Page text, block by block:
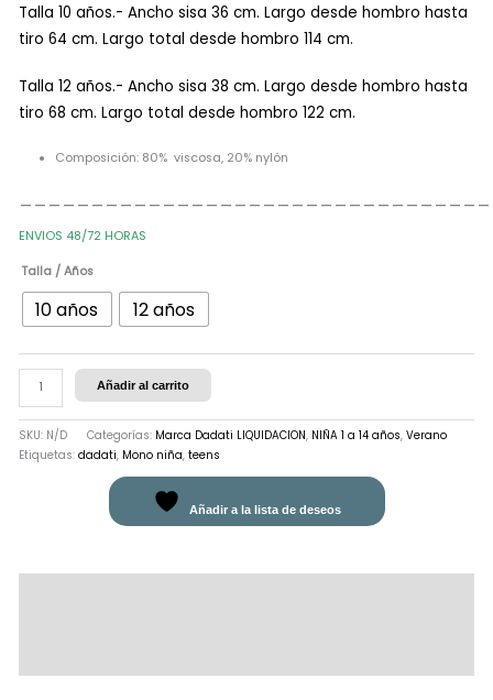
Talla 10 años.- Ancho sisa 36 cm. Largo desde hombro hasta
tiro 64 cm. Largo total desde hombro 114 cm.
Talla 12 años.- Ancho sisa 38 cm. Largo desde hombro hasta
tiro 68 cm. Largo total desde hombro 122 cm.
Composición: 80% viscosa, 20% nylón
ENVIOS 48/72 HORAS
Talla / Años
10 años 12 años
Añadir al carrito
SKU: N/D Categorías: Marca Dadati LIQUIDACION NIÑA 1 a 14 años Verano
Etiquetas: dadati Mono niña teens
Añadir a la lista de deseos